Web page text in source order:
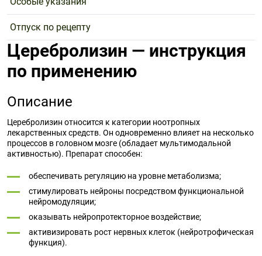
Отпуск по рецепту
Церебролизин — инструкция
по применению
Описание
Церебролизин относится к категории ноотропных
лекарственных средств. Он одновременно влияет на несколько
процессов в головном мозге (обладает мультимодальной
активностью). Препарат способен:
обеспечивать регуляцию на уровне метаболизма;
стимулировать нейроны посредством функциональной
нейромодуляции;
оказывать нейропротекторное воздействие;
активизировать рост нервных клеток (нейротрофическая
функция).